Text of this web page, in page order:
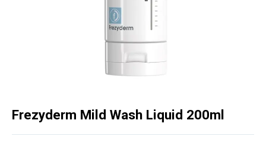
Frezyderm Mild Wash Liquid 200ml